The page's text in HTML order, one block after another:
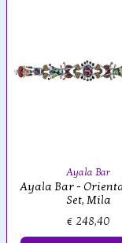
Ayala Bar
Ayala Bar -
Set, Mila
€ 248,40